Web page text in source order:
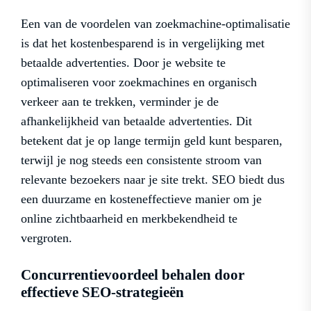
Een van de voordelen van zoekmachine-optimalisatie
is dat het kostenbesparend is in vergelijking met
betaalde advertenties. Door je website te
optimaliseren voor zoekmachines en organisch
verkeer aan te trekken, verminder je de
afhankelijkheid van betaalde advertenties. Dit
betekent dat je op lange termijn geld kunt besparen,
terwijl je nog steeds een consistente stroom van
relevante bezoekers naar je site trekt. SEO biedt dus
een duurzame en kosteneffectieve manier om je
online zichtbaarheid en merkbekendheid te
vergroten.
Concurrentievoordeel behalen door
effectieve SEO-strategieën